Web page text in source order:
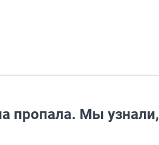
пропала. Мы узнали,